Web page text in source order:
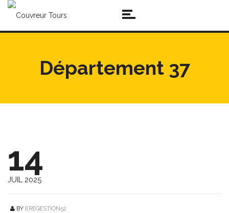
Département 37
14
JUIL 2025
BY EREGESTION52